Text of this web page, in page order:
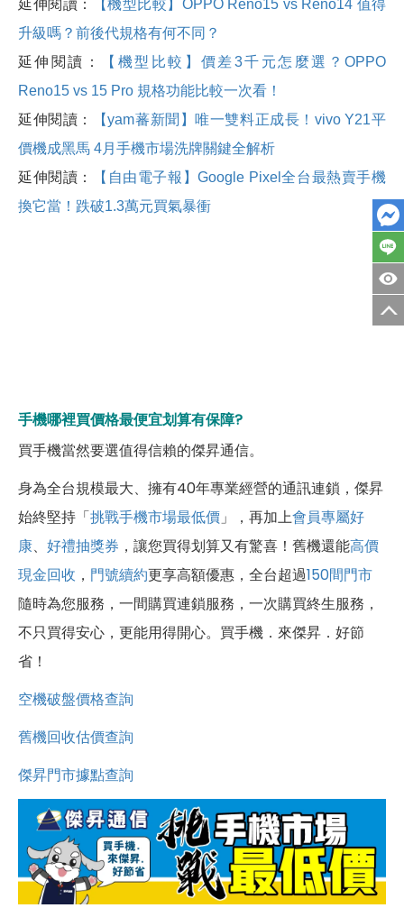
延伸閱讀：
【機型比較】OPPO Reno15 vs Reno14 值得
升級嗎？前後代規格有何不同？
延伸閱讀：
【機型比較】價差3千元怎麼選？OPPO
Reno15 vs 15 Pro 規格功能比較一次看！
延伸閱讀：
【yam蕃新聞】唯一雙料正成長！vivo Y21平
價機成黑馬 4月手機市場洗牌關鍵全解析
延伸閱讀：
【自由電子報】Google Pixel全台最熱賣手機
換它當！跌破1.3萬元買氣暴衝
手機哪裡買價格最便宜划算有保障?
買手機當然要選值得信賴的傑昇通信。
身為全台規模最大、擁有40年專業經營的通訊連鎖，傑昇
始終堅持「挑戰手機市場最低價 」，再加上會員專屬好
康、 好禮抽獎券 ，讓您買得划算又有驚喜！舊機還能高價
現金回收 ， 門號續約更享高額優惠，全台超過150間門市
隨時為您服務，一間購買連鎖服務，一次購買終生服務，
不只買得安心，更能用得開心。買手機．來傑昇．好節
省！
空機破盤價格查詢
舊機回收估價查詢
傑昇門市據點查詢